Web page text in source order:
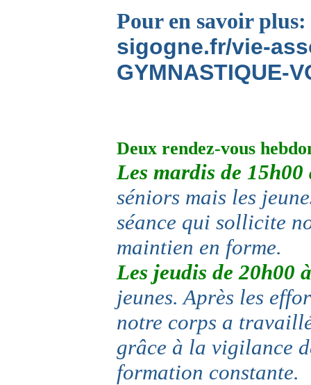
Pour en savoir plus:
sigogne.fr/vie-
GYMNASTIQUE-
Deux rendez-vous
Les mardis de 15h00
séniors mais les
séance qui sollicite
maintien en forme.
Les jeudis de 20h00
jeunes. Après les
notre corps a
grâce à la vigilance
formation constante.